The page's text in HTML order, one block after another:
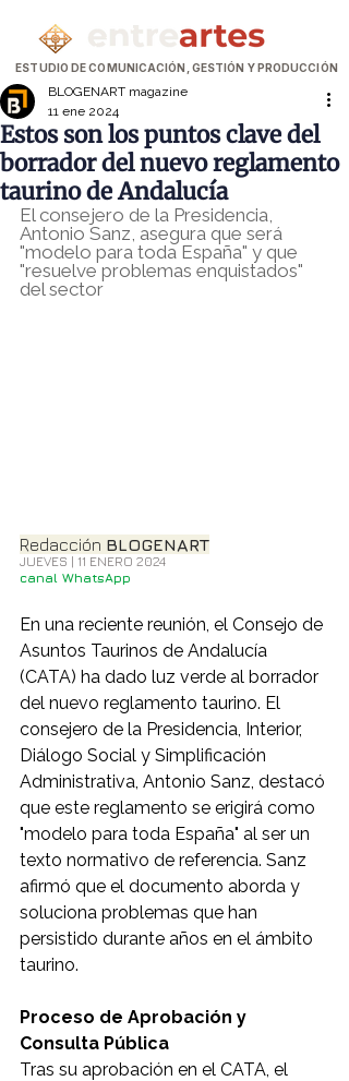
ESTUDIO DE COMUNICACIÓN, GESTIÓN Y PRODUCCIÓN
Estos son los puntos clave del
borrador del nuevo reglamento
taurino de Andalucía
BLOGENART magazine
11 ene 2024
El consejero de la Presidencia,
Antonio Sanz, asegura que será
"modelo para toda España" y que
"resuelve problemas enquistados"
del sector
Redacción BLOGENART
JUEVES | 11 ENERO 2024
canal WhatsApp
En una reciente reunión, el Consejo de
Asuntos Taurinos de Andalucía
(CATA) ha dado luz verde al borrador
del nuevo reglamento taurino. El
consejero de la Presidencia, Interior,
Diálogo Social y Simplificación
Administrativa, Antonio Sanz, destacó
que este reglamento se erigirá como
"modelo para toda España" al ser un
texto normativo de referencia. Sanz
afirmó que el documento aborda y
soluciona problemas que han
persistido durante años en el ámbito
taurino.
Proceso de Aprobación y
Consulta Pública
Tras su aprobación en el CATA, el